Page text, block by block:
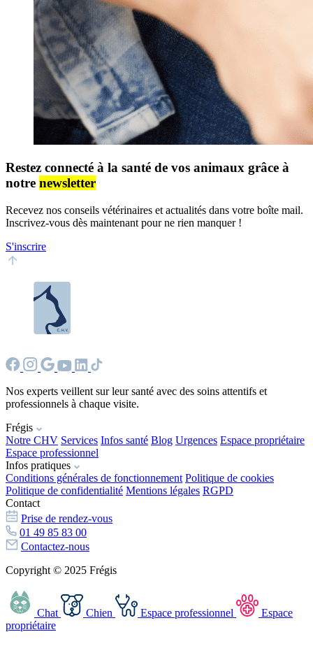
Restez connecté à la santé de vos animaux grâce à
notre newsletter
Recevez nos conseils vétérinaires et actualités dans votre boîte mail.
Inscrivez-vous dès maintenant pour ne rien manquer !
S'inscrire
Nos experts veillent sur leur santé avec des soins attentifs et
professionnels à chaque visite.
Frégis
Notre CHV Services Infos santé Blog Urgences Espace propriétaire
Espace professionnel
Infos pratiques
Conditions générales de fonctionnement Politique de cookies
Politique de confidentialité Mentions légales RGPD
Contact
Prise de rendez-vous
01 49 85 83 00
Contactez-nous
Copyright © 2025 Frégis
Chat Chien Espace professionnel
Espace
propriétaire